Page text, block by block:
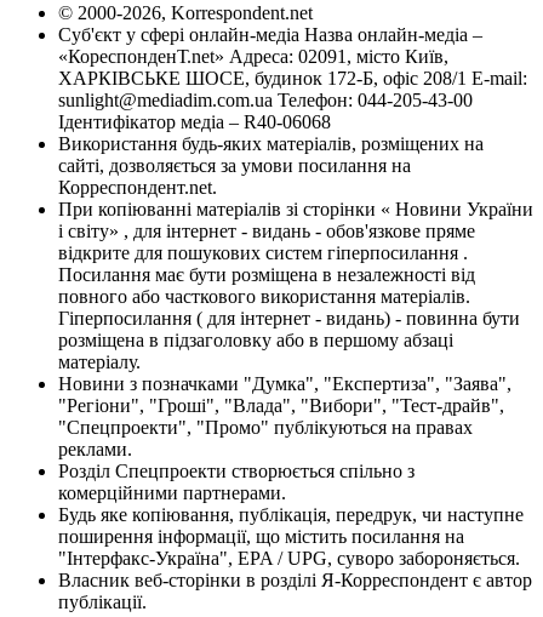
© 2000-2026, Korrespondent.net
Суб'єкт у сфері онлайн-медіа Назва онлайн-медіа –
«КореспонденТ.net» Адреса: 02091, місто Київ,
ХАРКІВСЬКЕ ШОСЕ, будинок 172-Б, офіс 208/1 E-mail:
sunlight@mediadim.com.ua Телефон: 044-205-43-00
Ідентифікатор медіа – R40-06068
Використання будь-яких матеріалів, розміщених на
сайті, дозволяється за умови посилання на
Корреспондент.net.
При копіюванні матеріалів зі сторінки « Новини України
і світу» , для інтернет - видань - обов'язкове пряме
відкрите для пошукових систем гіперпосилання .
Посилання має бути розміщена в незалежності від
повного або часткового використання матеріалів.
Гіперпосилання ( для інтернет - видань) - повинна бути
розміщена в підзаголовку або в першому абзаці
матеріалу.
Новини з позначками "Думка", "Експертиза", "Заява",
"Регіони", "Гроші", "Влада", "Вибори", "Тест-драйв",
"Спецпроекти", "Промо" публікуються на правах
реклами.
Розділ Спецпроекти створюється спільно з
комерційними партнерами.
Будь яке копіювання, публікація, передрук, чи наступне
поширення інформації, що містить посилання на
"Інтерфакс-Україна", EPA / UPG, суворо забороняється.
Власник веб-сторінки в розділі Я-Корреспондент є автор
публікації.